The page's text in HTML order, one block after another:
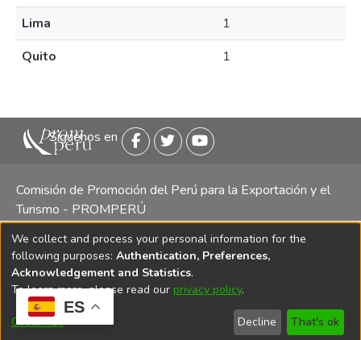
ES
Lima
1
Quito
1
Siguenos en
Comisión de Promoción del Perú para la Exportación y el
Turismo - PROMPERÚ
Central telefónica: (511) 616 7300 / 616 7400 Calle Uno
Oeste 50, Edificio Mincetur, Pisos 13 y 14, San Isidro -
Lima
Copyright 2025 PROMPERÚ
We collect and process your personal information for the
following purposes: Authentication, Preferences,
Acknowledgement and Statistics.
To learn more, please read our privacy policy.
Customize Decline That's ok